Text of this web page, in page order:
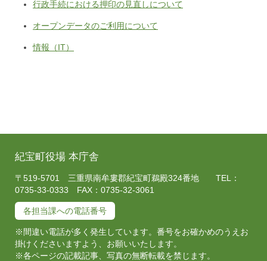
行政手続における押印の見直しについて
オープンデータのご利用について
情報（IT）
紀宝町役場 本庁舎
〒519-5701 三重県南牟婁郡紀宝町鵜殿324番地 TEL：
0735-33-0333 FAX：0735-32-3061
各担当課への電話番号
※間違い電話が多く発生しています。番号をお確かめのうえお
掛けくださいますよう、お願いいたします。
※各ページの記載記事、写真の無断転載を禁じます。